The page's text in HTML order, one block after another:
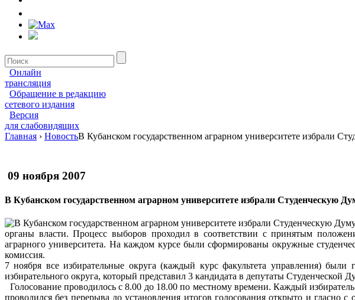
Онлайн
трансляция
Обращение в редакцию
сетевого издания
Версия
для слабовидящих
Главная › НовостьВ Кубанском государственном аграрном университете избрали
09 ноября 2007
В Кубанском государственном аграрном университете избрали Студенческую
органы власти. Процесс выборов проходил в соответствии с принятым
аграрного университета. На каждом курсе были сформированы окружные
комиссия.
7 ноября все избирательные округа (каждый курс факультета управления)
избирательного округа, который представил 3 кандидата в депутаты Студенческой
Голосование проводилось с 8.00 до 18.00 по местному времени. Каждый
проводился без перерыва до установления итогов голосования открыто и гласно